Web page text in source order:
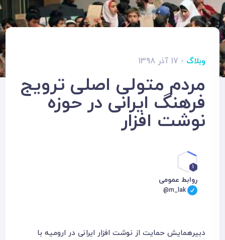
وبلاگ - 17 آذر 1398
مردم متولی اصلی ترویج
فرهنگ ایرانی در حوزه
نوشت افزار
1
روابط عمومی
@m_lak
دبیرهمایش حمایت از نوشت افزار ایرانی در ارومیه با